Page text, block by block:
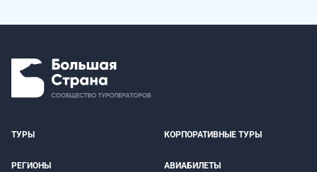
ТУРЫ КОРПОРАТИВНЫЕ ТУРЫ
РЕГИОНЫ АВИАБИЛЕТЫ